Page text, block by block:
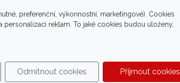
arboristy, elektro a IT techniky.
preferenční, výkonnostní, marketingové). Cookies
reklam. To jaké cookies budou uloženy,
Odmítnout cookies Přijmout cookies